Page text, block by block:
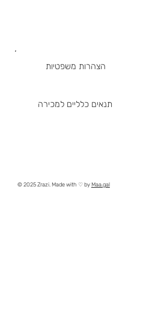
תנאים כלליים למכירה
הצהרות משפטיות
© 2025 Zrazi. Made with ♡ byMaa.gal